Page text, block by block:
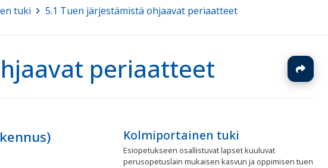
tuki 5.1 Tuen järjestämistä ohjaavat periaatteet
periaatteet
Kolmiportainen tuki
Esiopetukseen osallistuvat lapset kuuluvat
perusopetuslain mukaisen kasvun ja oppimisen tuen